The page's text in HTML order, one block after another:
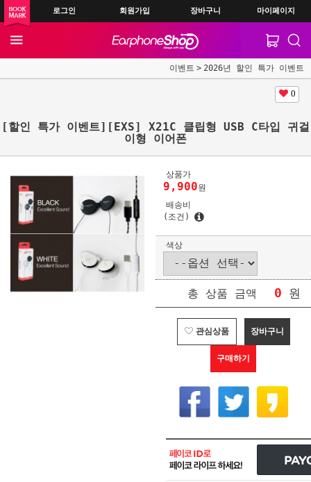
로그인 회원가입 장바구니 마이페이지
이벤트 2026년 할인 특가 이벤트
0
[할인 특가 이벤트][EXS] X21C 클립형 USB C타입 귀걸
이형 이어폰
상품가
9,900원
배송비
(조건)
색상
총 상품 금액 0 원
관심상품 장바구니
구매하기